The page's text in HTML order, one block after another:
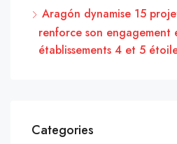
Aragón dynamise 15
renforce son engagement
établissements 4 et 5
Categories